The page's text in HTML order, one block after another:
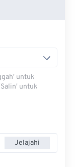
untuk
untuk
Jelajahi